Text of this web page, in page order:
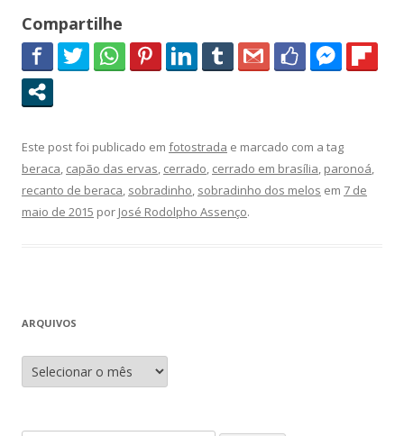
Compartilhe
Este post foi publicado em fotostrada e marcado com a tag
beraca, capão das ervas, cerrado, cerrado em brasília, paronoá,
recanto de beraca, sobradinho, sobradinho dos melos em 7 de
maio de 2015 por José Rodolpho Assenço.
ARQUIVOS
A
q